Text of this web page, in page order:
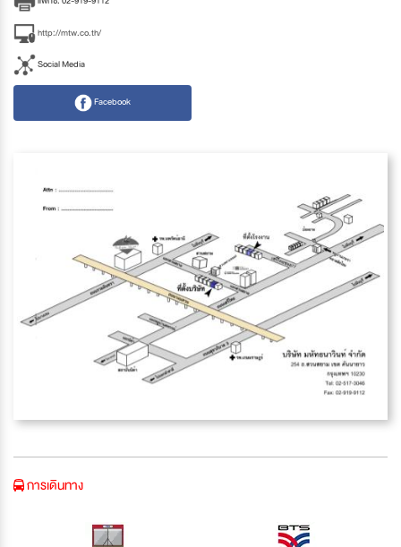
http://mtw.co.th/
Social Media
Facebook
การเดินทาง